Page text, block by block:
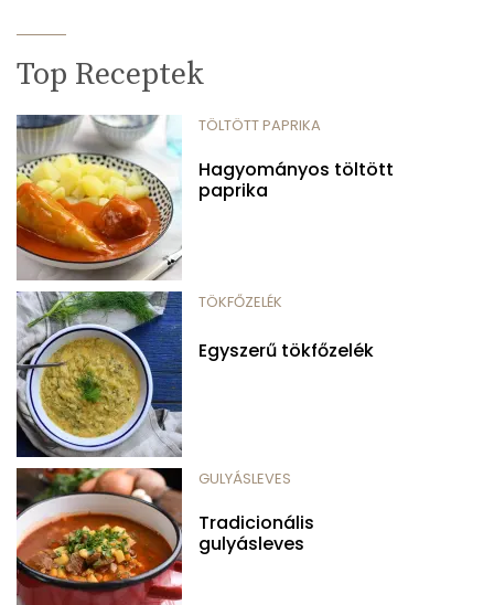
Top Receptek
TÖLTÖTT PAPRIKA
Hagyományos töltött
paprika
TÖKFŐZELÉK
Egyszerű tökfőzelék
GULYÁSLEVES
Tradicionális
gulyásleves